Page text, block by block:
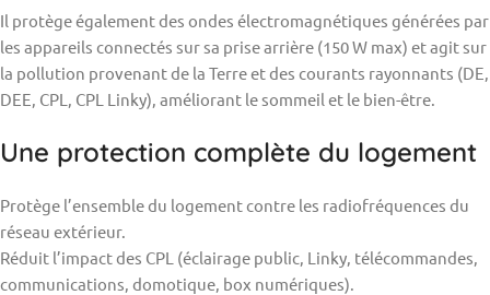
Il protège également des ondes électromagnétiques générées par
les appareils connectés sur sa prise arrière (150 W max) et agit sur
la pollution provenant de la Terre et des courants rayonnants (DE,
DEE, CPL, CPL Linky), améliorant le sommeil et le bien-être.
Une protection complète du logement
Protège l’ensemble du logement contre les radiofréquences du
réseau extérieur.
Réduit l’impact des CPL (éclairage public, Linky, télécommandes,
communications, domotique, box numériques).